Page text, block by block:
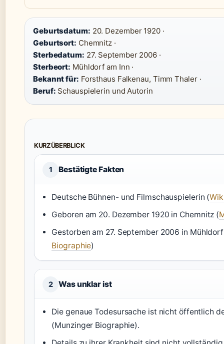
Geburtsdatum: 20. Dezember 1920 ·
Geburtsort: Chemnitz ·
Sterbedatum: 27. September 2006 ·
Sterbeort: Mühldorf am Inn ·
Bekannt für: Forsthaus Falkenau, Timm Thaler ·
Beruf: Schauspielerin und Autorin
KURZÜBERBLICK
1 Bestätigte Fakten
Deutsche Bühnen- und Filmschauspielerin (
Geboren am 20. Dezember 1920 in Chemnitz (
Gestorben am 27. September 2006 in
Biographie)
2 Was unklar ist
Die genaue Todesursache ist nicht öffentlich
(Munzinger Biographie).